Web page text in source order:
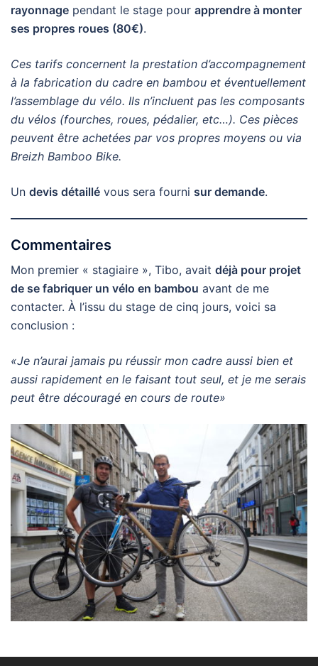
rayonnage pendant le stage pour apprendre à monter
ses propres roues (80€).
Ces tarifs concernent la prestation d’accompagnement
à la fabrication du cadre en bambou et éventuellement
l’assemblage du vélo. Ils n’incluent pas les composants
du vélos (fourches, roues, pédalier, etc…). Ces pièces
peuvent être achetées par vos propres moyens ou via
Breizh Bamboo Bike.
Un devis détaillé vous sera fourni sur demande.
Commentaires
Mon premier « stagiaire », Tibo, avait déjà pour projet
de se fabriquer un vélo en bambou avant de me
contacter. À l’issu du stage de cinq jours, voici sa
conclusion :
«Je n’aurai jamais pu réussir mon cadre aussi bien et
aussi rapidement en le faisant tout seul, et je me serais
peut être découragé en cours de route»